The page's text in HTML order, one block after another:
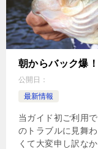
朝からバック爆！
公開日：
最新情報
当ガイド初ご利用
のトラブルに見舞
くて大変申し訳な